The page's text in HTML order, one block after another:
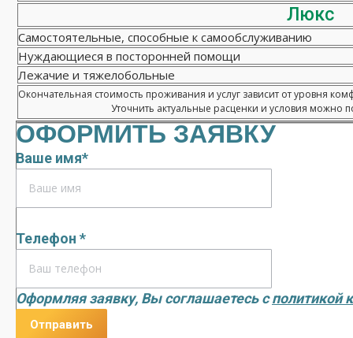
Люкс
Самостоятельные, способные к самообслуживанию
Нуждающиеся в посторонней помощи
Лежачие и тяжелобольные
Окончательная стоимость проживания и услуг зависит от уровня
Уточнить актуальные расценки и условия можно
ОФОРМИТЬ ЗАЯВКУ
Ваше имя*
Телефон *
Оформляя заявку, Вы соглашаетесь сполитикой